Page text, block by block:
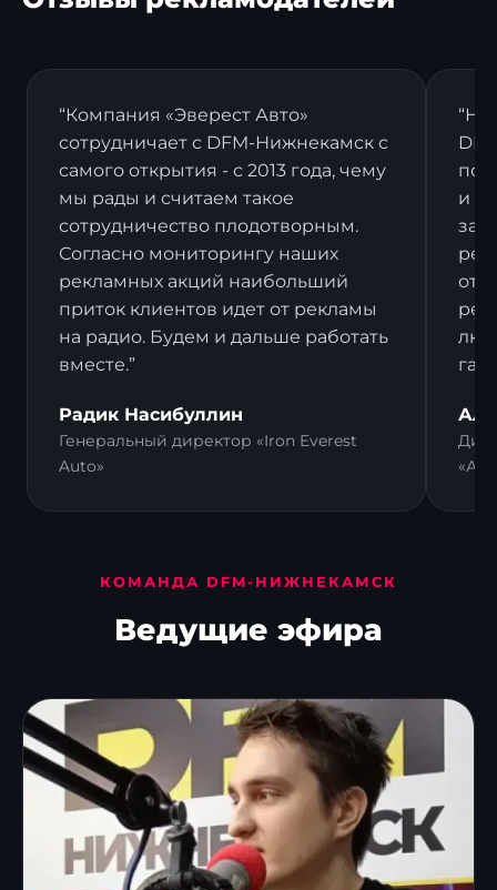
“Компания «Эверест Авто»
сотрудничает с DFM-Нижнекамск с
самого открытия - с 2013 года, чему
мы рады и считаем такое
сотрудничество плодотворным.
Согласно мониторингу наших
рекламных акций наибольший
приток клиентов идет от рекламы
на радио. Будем и дальше работать
вместе.”
Радик Насибуллин
Генеральный директор «Iron Everest
Auto»
и в
КОМАНДА DFM-НИЖНЕКАМСК
Ведущие эфира